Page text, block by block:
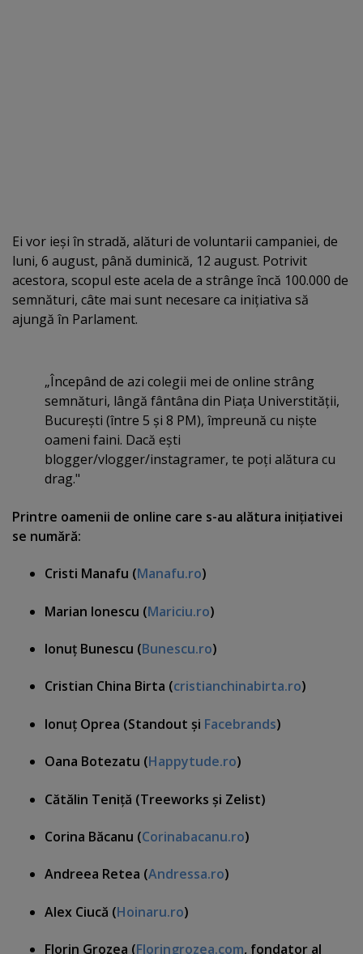
Ei vor ieşi în stradă, alături de voluntarii campaniei, de
luni, 6 august, până duminică, 12 august. Potrivit
acestora, scopul este acela de a strânge încă 100.000 de
semnături, câte mai sunt necesare ca iniţiativa să
ajungă în Parlament.
„Începând de azi colegii mei de online strâng
semnături, lângă fântâna din Piaţa Universtităţii,
Bucureşti (între 5 şi 8 PM), împreună cu nişte
oameni faini. Dacă eşti
blogger/vlogger/instagramer, te poţi alătura cu
drag."
Printre oamenii de online care s-au alătura iniţiativei
se numără:
Cristi Manafu (Manafu.ro)
Marian Ionescu (Mariciu.ro)
Ionuţ Bunescu (Bunescu.ro)
Cristian China Birta (cristianchinabirta.ro)
Ionuţ Oprea (Standout şi Facebrands)
Oana Botezatu (Happytude.ro)
Cătălin Teniţă (Treeworks şi Zelist)
Corina Băcanu (Corinabacanu.ro)
Andreea Retea (Andressa.ro)
Alex Ciucă (Hoinaru.ro)
Florin Grozea (Floringrozea.com, fondator al